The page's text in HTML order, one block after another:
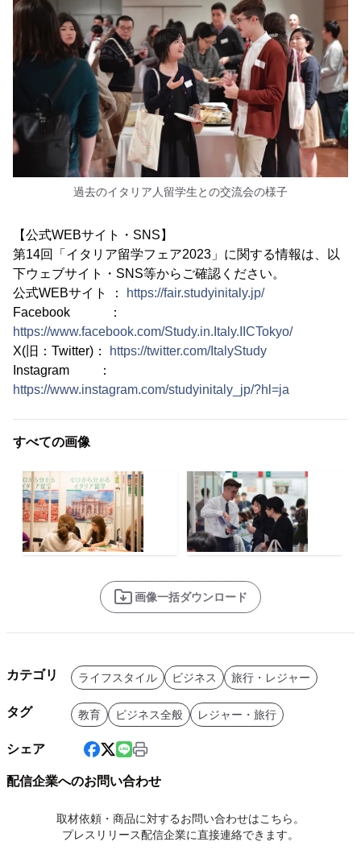
過去のイタリア人留学生との交流会の様子
【公式WEBサイト・SNS】
第14回「イタリア留学フェア2023」に関する情報は、以
下ウェブサイト・SNS等からご確認ください。
公式WEBサイト ：
https://fair.studyinitaly.jp/
Facebook ：
https://www.facebook.com/Study.in.Italy.IICTokyo/
X(旧：Twitter)：
https://twitter.com/ItalyStudy
Instagram ：
https://www.instagram.com/studyinitaly_jp/?hl=ja
すべての画像
画像一括ダウンロード
カテゴリ ライフスタイル ビジネス 旅行・レジャー
タグ 教育 ビジネス全般 レジャー・旅行
シェア
配信企業へのお問い合わせ
取材依頼・商品に対するお問い合わせはこちら。
プレスリリース配信企業に直接連絡できます。